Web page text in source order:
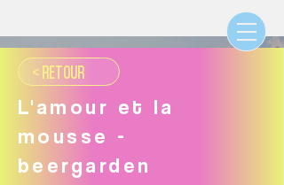
< RETOUR
L'amour et la
mousse -
beergarden